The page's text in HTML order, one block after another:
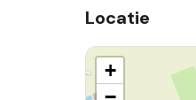
Locatie
+